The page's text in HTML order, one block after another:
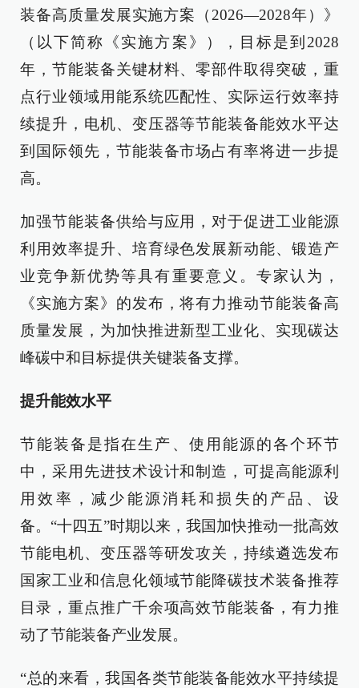
装备高质量发展实施方案（2026—2028年）》
（以下简称《实施方案》），目标是到2028
年，节能装备关键材料、零部件取得突破，重
点行业领域用能系统匹配性、实际运行效率持
续提升，电机、变压器等节能装备能效水平达
到国际领先，节能装备市场占有率将进一步提
高。
加强节能装备供给与应用，对于促进工业能源
利用效率提升、培育绿色发展新动能、锻造产
业竞争新优势等具有重要意义。专家认为，
《实施方案》的发布，将有力推动节能装备高
质量发展，为加快推进新型工业化、实现碳达
峰碳中和目标提供关键装备支撑。
提升能效水平
节能装备是指在生产、使用能源的各个环节
中，采用先进技术设计和制造，可提高能源利
用效率，减少能源消耗和损失的产品、设
备。“十四五”时期以来，我国加快推动一批高效
节能电机、变压器等研发攻关，持续遴选发布
国家工业和信息化领域节能降碳技术装备推荐
目录，重点推广千余项高效节能装备，有力推
动了节能装备产业发展。
“总的来看，我国各类节能装备能效水平持续提